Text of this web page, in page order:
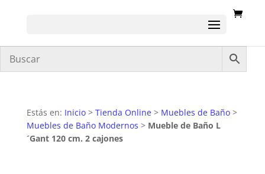
Estás en: Inicio> Tienda Online> Muebles de Baño>
Muebles de Baño Modernos > Mueble de Baño L
´Gant 120 cm. 2 cajones